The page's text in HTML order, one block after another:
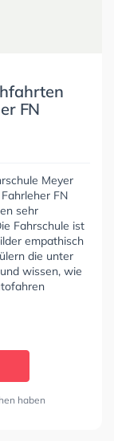
FN
Meyer
FN
sehr
Fahrschule ist
empathisch
die unter
wissen, wie
haben